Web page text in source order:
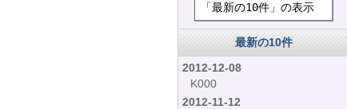
「最新の10件」の表示
最新の10件
2012-12-08
K000
2012-11-12